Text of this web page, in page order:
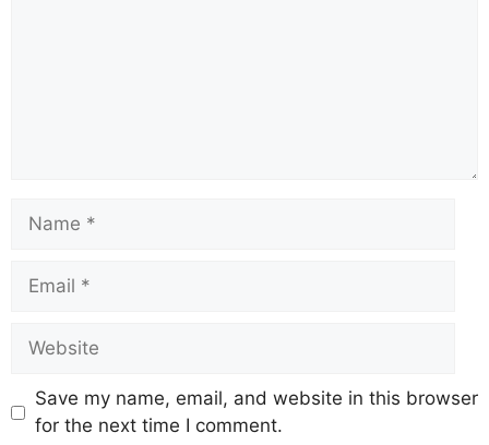
Save my name, email, and website in this browser
for the next time I comment.